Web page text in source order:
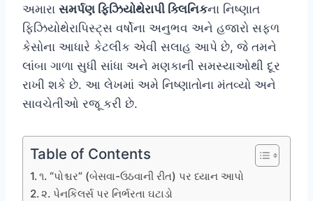
અમારા સમર્પણ ફિઝિયોથેરાપી ક્લિનિકના નિષ્ણાત
ફિઝિયોથેરાપિસ્ટ્સ વર્ષોના અનુભવ અને હજારો સફળ
કેસોના આધારે કેટલીક એવી સલાહ આપે છે, જે તમને
લાંબા ગાળા સુધી સાંધા અને મણકાની સમસ્યાઓથી દૂર
રાખી શકે છે. આ લેખમાં અમે નિષ્ણાતોના મંતવ્યો અને
સાવચેતીઓ રજૂ કરી છે.
Table of Contents
૧. “પોશ્ચર” (બેસવા-ઉઠવાની રીત) પર ધ્યાન આપો
૨. પેનકિલર્સ પર નિર્ભરતા ઘટાડો